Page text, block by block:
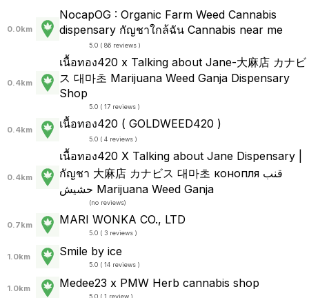
0.0km
NocapOG : Organic Farm Weed Cannabis
dispensary กัญชาใกล้ฉัน Cannabis near me
5.0 ( 86 reviews )
0.4km
เนื้อทอง420 x Talking about Jane-大麻店 カナビ
ス 대마초 Marijuana Weed Ganja Dispensary
Shop
5.0 ( 17 reviews )
0.4km เนื้อทอง420 ( GOLDWEED420 )
5.0 ( 4 reviews )
0.4km
เนื้อทอง420 X Talking about Jane Dispensary |
กัญชา 大麻店 カナビス 대마초 конопля قنب
حشيش Marijuana Weed Ganja
(no reviews)
0.7km MARI WONKA CO., LTD
5.0 ( 3 reviews )
1.0km Smile by ice
5.0 ( 14 reviews )
1.0km Medee23 x PMW Herb cannabis shop
5.0 ( 1 review )